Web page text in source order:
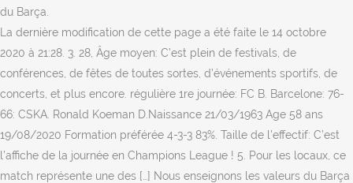
du Barça.
La dernière modification de cette page a été faite le 14 octobre
2020 à 21:28. 3. 28, Âge moyen: C’est plein de festivals, de
conférences, de fêtes de toutes sortes, d’événements sportifs, de
concerts, et plus encore. régulière 1re journée: FC B. Barcelone: 76-
66: CSKA. Ronald Koeman D.Naissance 21/03/1963 Age 58 ans
19/08/2020 Formation préférée 4-3-3 83%. Taille de l'effectif: C’est
l’affiche de la journée en Champions League ! 5. Pour les locaux, ce
match représente une des […] Nous enseignons les valeurs du Barça